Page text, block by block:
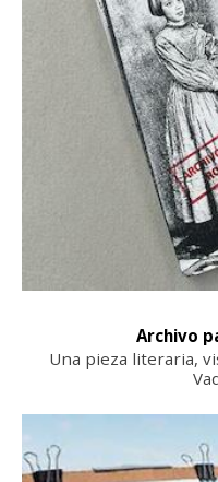
Archivo
Una pieza literaria,